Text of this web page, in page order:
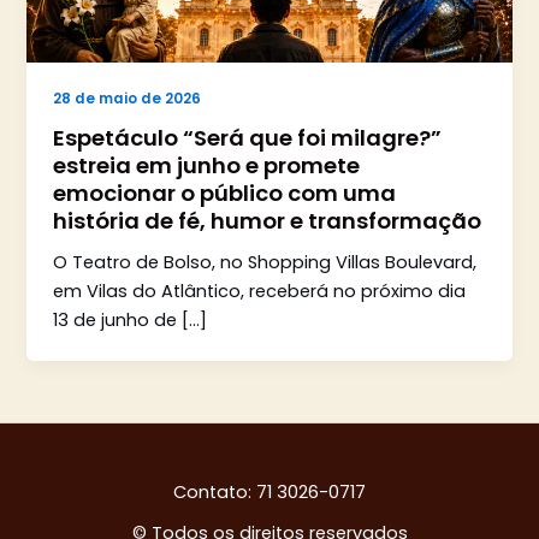
28 de maio de 2026
Espetáculo “Será que foi milagre?”
estreia em junho e promete
emocionar o público com uma
história de fé, humor e transformação
O Teatro de Bolso, no Shopping Villas Boulevard,
em Vilas do Atlântico, receberá no próximo dia
13 de junho de […]
Contato: 71 3026-0717
© Todos os direitos reservados